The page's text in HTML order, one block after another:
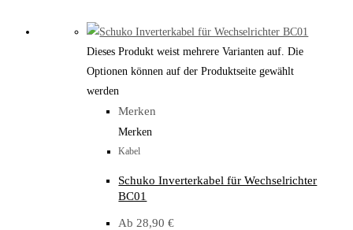
Dieses Produkt weist mehrere Varianten auf. Die
Optionen können auf der Produktseite gewählt
werden
Merken
Merken
Kabel
Schuko Inverterkabel für Wechselrichter
BC01
Ab 28,90€